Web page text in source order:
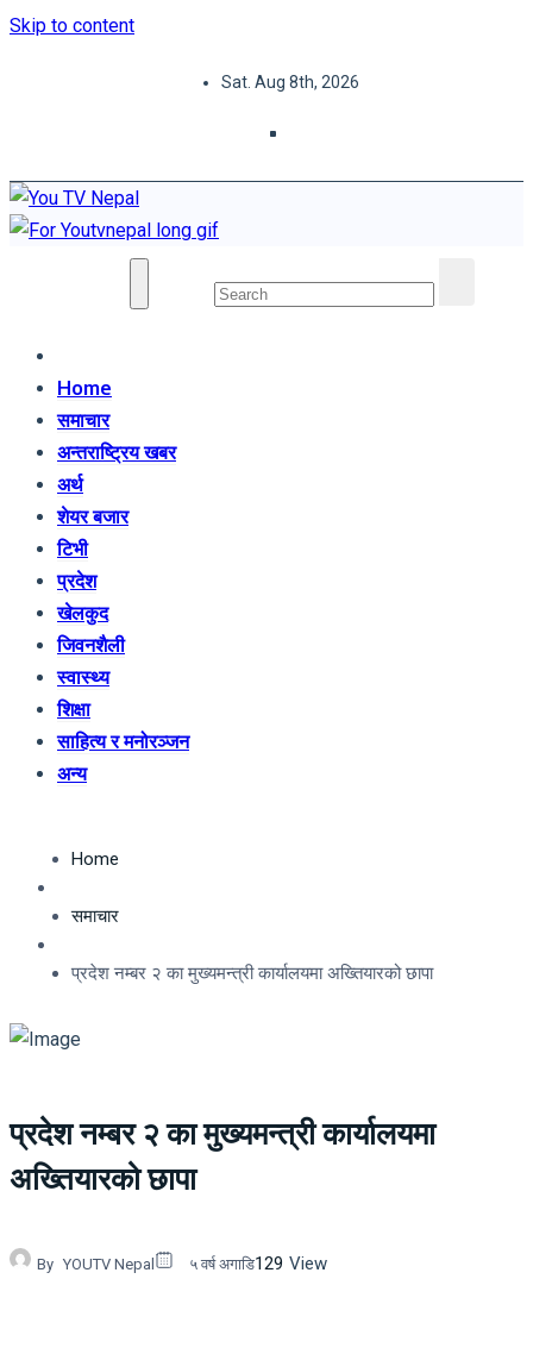
Skip to content
Sat. Aug 8th, 2026
Home
समाचार
अन्तराष्ट्रिय खबर
अर्थ
शेयर बजार
टिभी
प्रदेश
खेलकुद
जिवनशैली
स्वास्थ्य
शिक्षा
साहित्य र मनोरञ्जन
अन्य
Home
समाचार
प्रदेश नम्बर २ का मुख्यमन्त्री कार्यालयमा अख्तियारको छापा
प्रदेश नम्बर २ का मुख्यमन्त्री कार्यालयमा
अख्तियारको छापा
By YOUTV Nepal ५ वर्ष अगाडि129 View